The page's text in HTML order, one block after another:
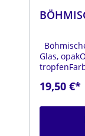
Glas,
19,50 €*